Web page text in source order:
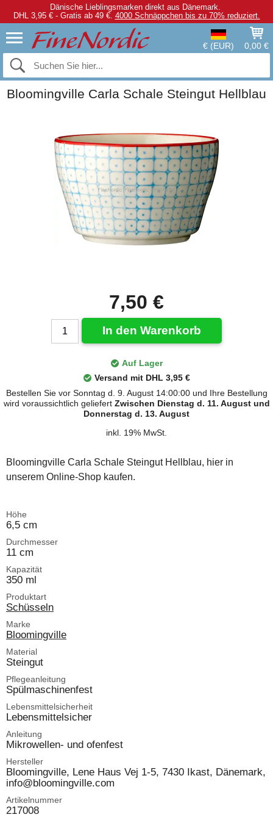
Dänische Lieblingsmarken direkt aus Dänemark.
DHL 3,95 € - Gratis ab 49 €. 4000 Schnäppchen bis zu 70% reduziert.
€ (EUR) 0,00 €
Bloomingville Carla Schale Steingut Hellblau
7,50 €
In den Warenkorb
Auf Lager
Versand mit DHL 3,95 €
Bestellen Sie vor Sonntag d. 9. August 14:00:00 und Ihre Bestellung
wird voraussichtlich geliefert Zwischen Dienstag d. 11. August und
Donnerstag d. 13. August
inkl. 19% MwSt.
Bloomingville Carla Schale Steingut Hellblau, hier in
unserem Online-Shop kaufen.
Höhe
6,5 cm
Durchmesser
11 cm
Kapazität
350 ml
Produktart
Schüsseln
Marke
Bloomingville
Material
Steingut
Pflegeanleitung
Spülmaschinenfest
Lebensmittelsicherheit
Lebensmittelsicher
Anleitung
Mikrowellen- und ofenfest
Hersteller
Bloomingville, Lene Haus Vej 1-5, 7430 Ikast, Dänemark,
info@bloomingville.com
Artikelnummer
217008